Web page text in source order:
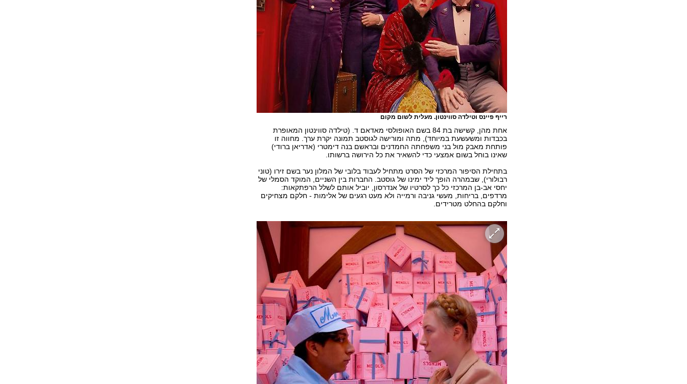
רייף פיינס וטילדה סווינטון. מעלית לשום מקום
אחת מהן, קשישה בת 84 בשם האופולסי מאדאם ד. (טילדה סווינטון המאופרת
בכבדות ומשעשעת במיוחד), מתה ומורישה לגוסטב תמונה יקרת ערך. מחווה זו
פותחת מאבק מול בני משפחתה החמדנים ובראשם בנה דימטרי (אדריאן ברודי)
שאינו בוחל בשום אמצעי כדי להשאיר את כל הירושה ברשותו.
בתחילת הסיפור המרכזי של הסרט מתחיל לעבוד בלובי של המלון נער בשם זירו (טוני
רבולורי), שבמהרה הופך ליד ימינו של גוסטב. החברות בין השניים, המוקד הסמלי של
יחסי אב-בן המרכזי כל כך לסרטיו של אנדרסון, יוביל אותם לשלל הרפתקאות:
מרדפים, בריחות, מעשי גניבה ורמייה ולא מעט רגעים של אלימות - חלקם מצחיקים
וחלקם בהחלט מטרידים.